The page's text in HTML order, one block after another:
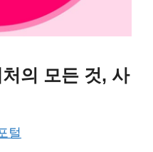
의 모든 것, 사
털